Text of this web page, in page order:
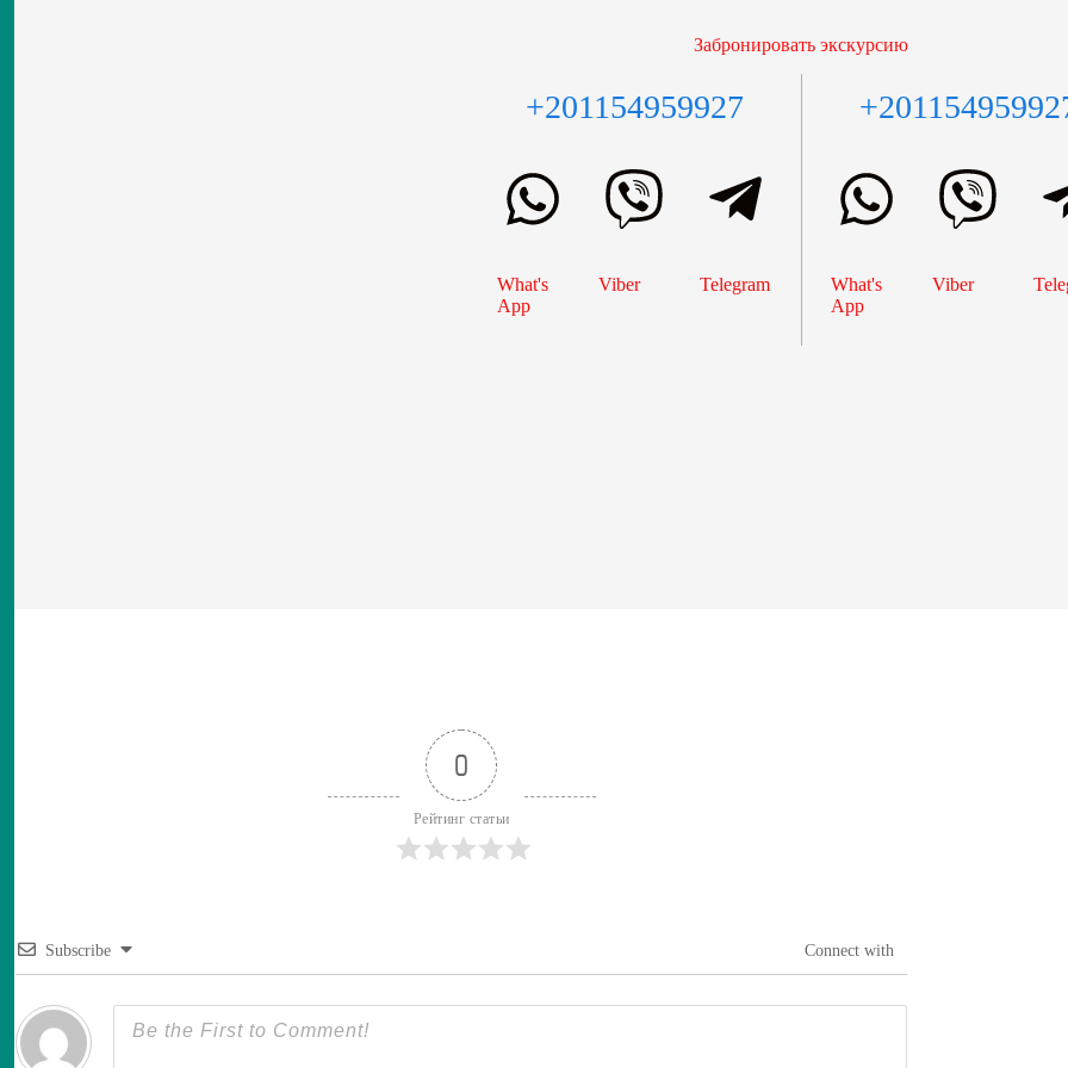
Забронировать экскурсию
+201154959927
What's
App
Viber Telegram
What's
App
Viber
0
Рейтинг статьи
Subscribe Connect with